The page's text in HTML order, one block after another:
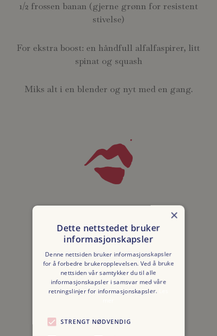
1/2 frossen banan (gjerne grønn for resistent
stivelse)
For ekstra boost: en håndfull alfalfaspirer, litt
spinat og squash
Miks alt i en blender og nyt med en gang.
RELATERTE INNLEGG
×
Dette nettstedet bruker
informasjonskapsler
Denne nettsiden bruker informasjonskapsler
for å forbedre brukeropplevelsen. Ved å bruke
nettsiden vår samtykker du til alle
informasjonskapsler i samsvar med våre
retningslinjer for informasjonskapsler.
STRENGT NØDVENDIG